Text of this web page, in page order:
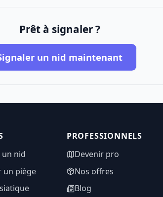
Prêt à signaler ?
un nid maintenant
un nid
un piège
PROFESSIONNELS
Devenir pro
Nos offres
Blog